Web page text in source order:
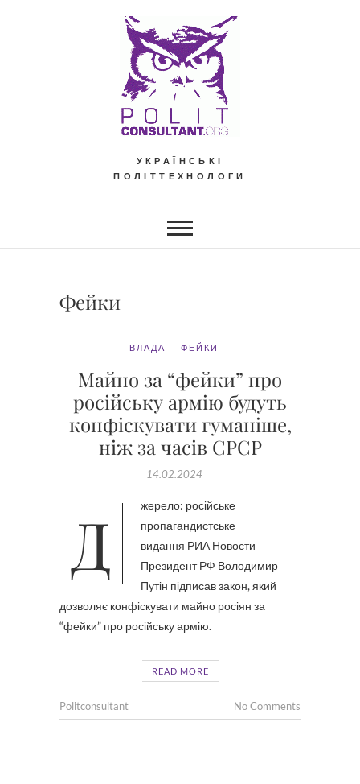
УКРАЇНСЬКІ
ПОЛІТТЕХНОЛОГИ
Фейки
ВЛАДА ФЕЙКИ
Майно за “фейки” про
російську армію будуть
конфіскувати гуманіше,
ніж за часів СРСР
14.02.2024
Джерело: російське
пропагандистське
видання РИА Новости
Президент РФ Володимир
Путін підписав закон, який
дозволяє конфіскувати майно росіян за
“фейки” про російську армію.
READ MORE
Politconsultant No Comments